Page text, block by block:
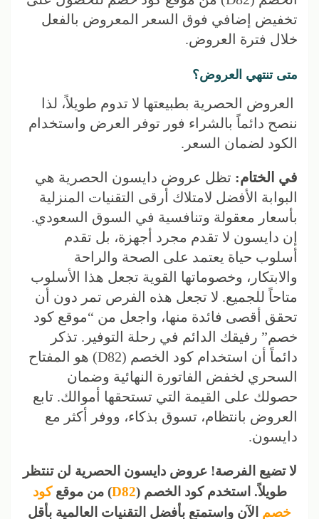
تخفيض إضافي فوق السعر المعروض بالفعل
خلال فترة العروض.
متى تنتهي العروض؟
العروض الحصرية بطبيعتها لا تدوم طويلاً، لذا
ننصح دائماً بالشراء فور توفر العرض واستخدام
الكود لضمان السعر.
في الختام: تظل عروض دايسون الحصرية هي
البوابة الأفضل لامتلاك أرقى التقنيات المنزلية
بأسعار معقولة وتنافسية في السوق السعودي.
إن دايسون لا تقدم مجرد أجهزة، بل تقدم
أسلوب حياة يعتمد على الصحة والراحة
والابتكار، وخصوماتها القوية تجعل هذا الأسلوب
متاحاً للجميع. لا تجعل هذه الفرص تمر دون أن
تحقق أقصى فائدة منها، واجعل من “موقع كود
خصم” رفيقك الدائم في رحلة التوفير. تذكر
دائماً أن استخدام كود الخصم (D82) هو المفتاح
السحري لخفض الفاتورة النهائية وضمان
حصولك على القيمة التي تستحقها أموالك. تابع
العروض بانتظام، تسوق بذكاء، ووفر أكثر مع
دايسون.
لا تضيع الفرصة! عروض دايسون الحصرية لن تنتظر
طويلاً. استخدم كود الخصم (D82) من موقعكود
خصم الآن واستمتع بأفضل التقنيات العالمية بأقل